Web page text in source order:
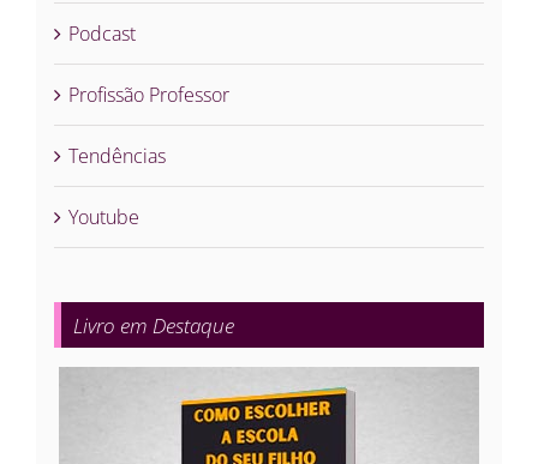
Podcast
Profissão Professor
Tendências
Youtube
Livro em Destaque